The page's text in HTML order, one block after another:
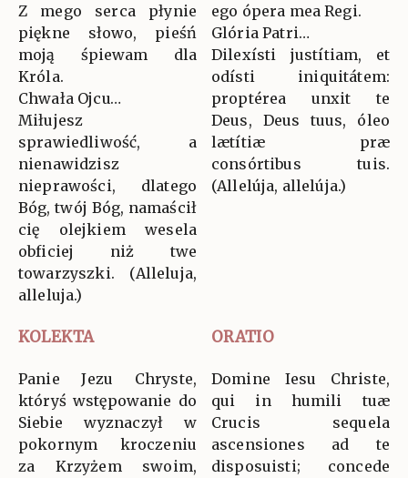
Z mego serca płynie
piękne słowo, pieśń
moją śpiewam dla
Króla.
Chwała Ojcu…
Miłujesz
sprawiedliwość, a
nienawidzisz
nieprawości, dlatego
Bóg, twój Bóg, namaścił
cię olejkiem wesela
obficiej niż twe
towarzyszki. (Alleluja,
alleluja.)
ego ópera mea Regi.
Glória Patri…
Dilexísti justítiam, et
odísti iniquitátem:
proptérea unxit te
Deus, Deus tuus, óleo
lætítiæ præ
consórtibus tuis.
(Allelúja, allelúja.)
KOLEKTA ORATIO
Panie Jezu Chryste,
któryś wstępowanie do
Siebie wyznaczył w
pokornym kroczeniu
za Krzyżem swoim,
Domine Iesu Christe,
qui in humili tuæ
Crucis sequela
ascensiones ad te
disposuisti; concede